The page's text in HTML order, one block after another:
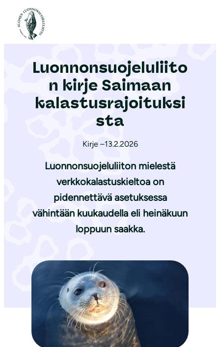
Etusivu
Luonnonsuojeluliito
n kirje Saimaan
kalastusrajoituksi
sta
Kirje –13.2.2026
Luonnonsuojeluliiton mielestä
verkkokalastuskieltoa on
pidennettävä asetuksessa
vähintään kuukaudella eli heinäkuun
loppuun saakka.